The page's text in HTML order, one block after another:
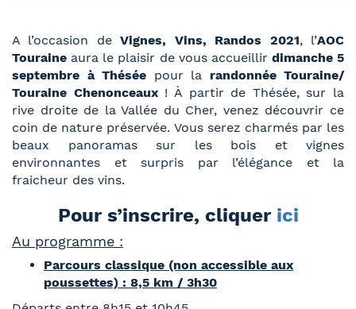
A l’occasion deVignes, Vins, Randos 2021, l’AOC
Touraine aura le plaisir de vous accueillir dimanche 5
septembre à Thésée pour la randonnée Touraine/
Touraine Chenonceaux! À partir de Thésée, sur la
rive droite de la Vallée du Cher, venez découvrir ce
coin de nature préservée. Vous serez charmés par les
beaux panoramas sur les bois et vignes
environnantes et surpris par l’élégance et la
fraicheur des vins.
Pour s’inscrire, cliquer ici
Au programme :
Parcours classique (non accessible aux
poussettes) : 8,5 km / 3h30